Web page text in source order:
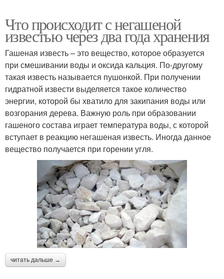
Что происходит с негашеной
известью через два года хранения
Гашеная известь – это вещество, которое образуется
при смешивании воды и оксида кальция. По-другому
такая известь называется пушонкой. При получении
гидратной извести выделяется такое количество
энергии, которой бы хватило для закипания воды или
возгорания дерева. Важную роль при образовании
гашеного состава играет температура воды, с которой
вступает в реакцию негашеная известь. Иногда данное
вещество получается при горении угля.
читать дальше →